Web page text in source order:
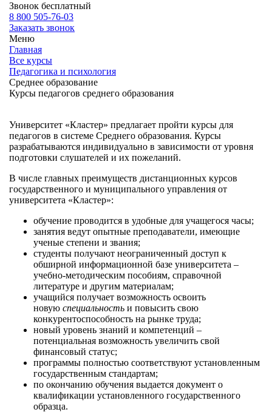
Звонок бесплатный
8 800 505-76-03
Заказать звонок
Меню
Главная
Все курсы
Педагогика и психология
Среднее образование
Курсы педагогов среднего образования
Университет «Кластер» предлагает пройти курсы для
педагогов в системе Среднего образования. Курсы
разрабатываются индивидуально в зависимости от уровня
подготовки слушателей и их пожеланий.
В числе главных преимуществ дистанционных курсов
государственного и муниципального управления от
университета «Кластер»:
обучение проводится в удобные для учащегося часы;
занятия ведут опытные преподаватели, имеющие
ученые степени и звания;
студенты получают неограниченный доступ к
обширной информационной базе университета –
учебно-методическим пособиям, справочной
литературе и другим материалам;
учащийся получает возможность освоить
новую специальность и повысить свою
конкурентоспособность на рынке труда;
новый уровень знаний и компетенций –
потенциальная возможность увеличить свой
финансовый статус;
программы полностью соответствуют установленным
государственным стандартам;
по окончанию обучения выдается документ о
квалификации установленного государственного
образца.